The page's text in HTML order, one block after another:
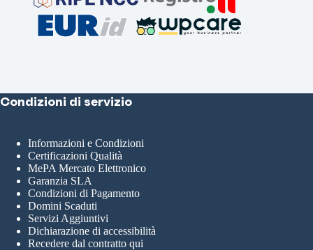
Condizioni di servizio
Informazioni e Condizioni
Certificazioni Qualità
MePA Mercato Elettronico
Garanzia SLA
Condizioni di Pagamento
Domini Scaduti
Servizi Aggiuntivi
Dichiarazione di accessibilità
Recedere dal contratto qui